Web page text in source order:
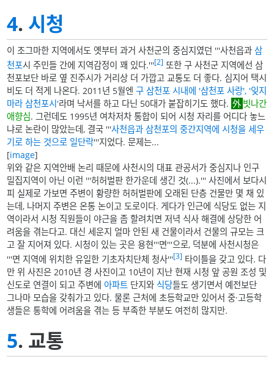
4. 시청
이 조그마한 지역에서도 옛부터 과거 사천군의 중심지였던 '''사천읍과삼
천포시 주민들 간에 지역감정이 꽤 있다.'''[2] 또한 구 사천군 지역에선 삼
천포보단 바로 옆 진주시가 거리상 더 가깝고 교통도 더 좋다. 심지어 택시
비도 더 적게 나온다. 2011년 5월엔구 삼천포 시내에 '삼천포 사랑', '잊지
마라 삼천포시'라며 낙서를 하고 다닌 50대가 붙잡히기도 했다.
빗나간
애향심. 그런데도 1995년 여차저차 통합이 되어 시청 자리를 어디다 놓느
냐로 논란이 많았는데, 결국 '''사천읍과 삼천포의 중간지역에 시청을 세우
기로 하는 것으로 일단락'''지었다. 문제는...
[image]
위와 같은 지역안배 논리 때문에 사천시의 대표 관공서가 중심지나 인구
밀집지역이 아닌 이런 '''허허벌판 한가운데 생긴 것(...).''' 사진에서 보다시
피 실제로 가보면 주변이 황량한 허허벌판에 오래된 단층 건물만 몇 채 있
는데, 나머지 주변은 온통 논이고 도로이다. 게다가 인근에 식당도 없는 지
역이라서 시청 직원들이 야근을 좀 할려치면 저녁 식사 해결에 상당한 어
려움을 겪는다고. 대신 세운지 얼마 안된 새 건물이라서 건물의 규모는 크
고 잘 지어져 있다. 시청이 있는 곳은 용현'''면'''으로, 덕분에 사천시청은
'''면 지역에 위치한 유일한 기초자치단체 청사'''[3] 타이틀을 갖고 있다. 다
만 위 사진은 2010년 경 사진이고 10년이 지난 현재 시청 앞 공원 조성 및
신도로 연결이 되고 주변에 아파트 단지와 식당들도 생기면서 예전보단
그나마 모습을 갖춰가고 있다. 물론 근처에 초등학교만 있어서 중·고등학
생들은 통학에 어려움을 겪는 등 부족한 부분도 여전히 많지만.
5. 교통